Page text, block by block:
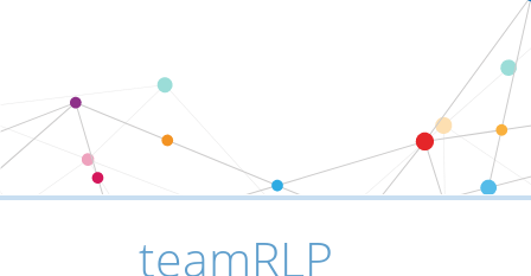
teamRLP